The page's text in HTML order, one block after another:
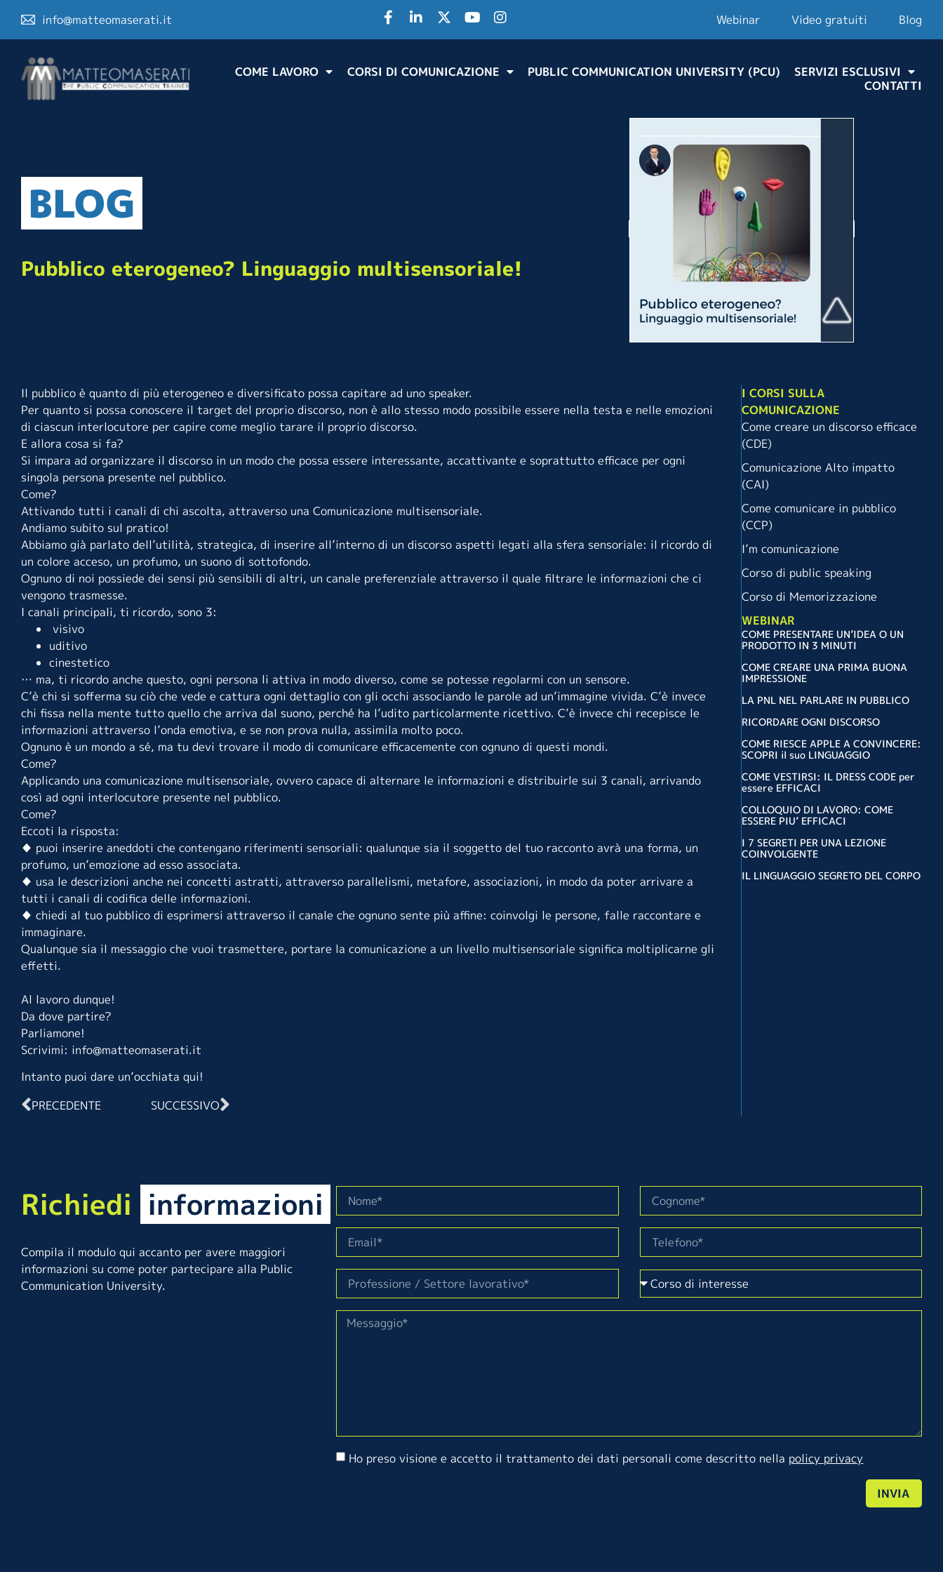
info@matteomaserati.it Webinar Video gratuiti Blog
COME LAVORO CORSI DI COMUNICAZIONE PUBLIC COMMUNICATION UNIVERSITY (PCU)
SERVIZI ESCLUSIVI
CONTATTI
BLOG
Pubblico eterogeneo? Linguaggio multisensoriale!
Il pubblico è quanto di più eterogeneo e diversificato possa capitare ad uno speaker.
Per quanto si possa conoscere il target del proprio discorso, non è allo stesso modo possibile essere nella testa e nelle emozioni
di ciascun interlocutore per capire come meglio tarare il proprio discorso.
E allora cosa si fa?
Si impara ad organizzare il discorso in un modo che possa essere interessante, accattivante e soprattutto efficace per ogni
singola persona presente nel pubblico.
Come?
Attivando tutti i canali di chi ascolta, attraverso una Comunicazione multisensoriale.
Andiamo subito sul pratico!
Abbiamo già parlato dell’utilità, strategica, di inserire all’interno di un discorso aspetti legati alla sfera sensoriale: il ricordo di
un colore acceso, un profumo, un suono di sottofondo.
Ognuno di noi possiede dei sensi più sensibili di altri, un canale preferenziale attraverso il quale filtrare le informazioni che ci
vengono trasmesse.
I canali principali, ti ricordo, sono 3:
visivo
uditivo
cinestetico
… ma, ti ricordo anche questo, ogni persona li attiva in modo diverso, come se potesse regolarmi con un sensore.
C’è chi si sofferma su ciò che vede e cattura ogni dettaglio con gli occhi associando le parole ad un’immagine vivida. C’è invece
chi fissa nella mente tutto quello che arriva dal suono, perché ha l’udito particolarmente ricettivo. C’è invece chi recepisce le
informazioni attraverso l’onda emotiva, e se non prova nulla, assimila molto poco.
Ognuno è un mondo a sé, ma tu devi trovare il modo di comunicare efficacemente con ognuno di questi mondi.
Come?
Applicando una comunicazione multisensoriale, ovvero capace di alternare le informazioni e distribuirle sui 3 canali, arrivando
così ad ogni interlocutore presente nel pubblico.
Come?
Eccoti la risposta:
♦️ puoi inserire aneddoti che contengano riferimenti sensoriali: qualunque sia il soggetto del tuo racconto avrà una forma, un
profumo, un’emozione ad esso associata.
♦️ usa le descrizioni anche nei concetti astratti, attraverso parallelismi, metafore, associazioni, in modo da poter arrivare a
tutti i canali di codifica delle informazioni.
♦️ chiedi al tuo pubblico di esprimersi attraverso il canale che ognuno sente più affine: coinvolgi le persone, falle raccontare e
immaginare.
Qualunque sia il messaggio che vuoi trasmettere, portare la comunicazione a un livello multisensoriale significa moltiplicarne gli
effetti.
Al lavoro dunque!
Da dove partire?
Parliamone!
Scrivimi: info@matteomaserati.it
Intanto puoi dare un’occhiata qui!
PRECEDENTE
SUCCESSIVO
I CORSI SULLA
COMUNICAZIONE
Come creare un discorso efficace
(CDE)
Comunicazione Alto impatto
(CAI)
Come comunicare in pubblico
(CCP)
I’m comunicazione
Corso di public speaking
Corso di Memorizzazione
WEBINAR
COME PRESENTARE UN’IDEA O UN
PRODOTTO IN 3 MINUTI
COME CREARE UNA PRIMA BUONA
IMPRESSIONE
LA PNL NEL PARLARE IN PUBBLICO
RICORDARE OGNI DISCORSO
COME RIESCE APPLE A CONVINCERE:
SCOPRI il suo LINGUAGGIO
COME VESTIRSI: IL DRESS CODE per
essere EFFICACI
COLLOQUIO DI LAVORO: COME
ESSERE PIU’ EFFICACI
I 7 SEGRETI PER UNA LEZIONE
COINVOLGENTE
IL LINGUAGGIO SEGRETO DEL CORPO
Richiedi informazioni
Compila il modulo qui accanto per avere maggiori
informazioni su come poter partecipare alla Public
Communication University.
Ho preso visione e accetto il trattamento dei dati personali come descritto nella policy privacy
INVIA